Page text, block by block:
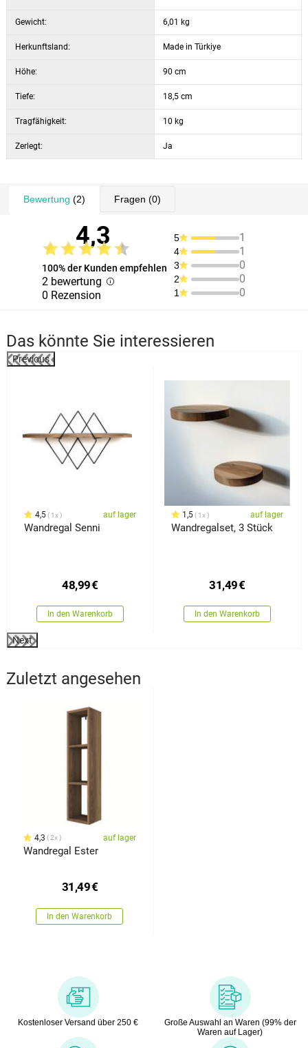
Gewicht: 6,01 kg
Herkunftsland: Made in Türkiye
Höhe: 90 cm
Tiefe: 18,5 cm
Tragfähigkeit: 10 kg
Zerlegt: Ja
Bewertung (2) Fragen (0)
4,3
100% der Kunden empfehlen
2 bewertung
0 Rezension
5 1
4 1
3 0
2 0
1 0
Das könnte Sie interessieren
Previous
4,5 1x auf lager
Wandregal Senni
48,99€
In den Warenkorb
1,5 1x auf lager
Wandregalset, 3 Stück
31,49€
In den Warenkorb
Next
Zuletzt angesehen
4,3 2x auf lager
Wandregal Ester
31,49€
In den Warenkorb
Kostenloser Versand über 250 €
Große Auswahl an Waren (99% der
Waren auf Lager)